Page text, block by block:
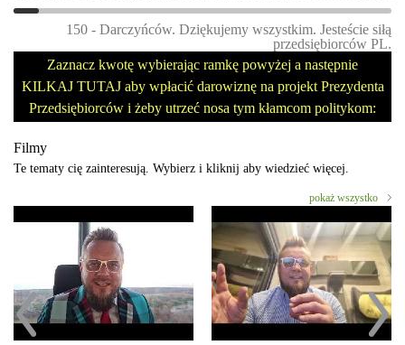
150 - Darczyńców. Dziękujemy wszystkim. Jesteście siłą
przedsiębiorców PL.
Zaznacz kwotę wybierając ramkę powyżej a następnie
KILKAJ TUTAJ aby wpłacić darowiznę na projekt Prezydenta
Przedsiębiorców i żeby utrzeć nosa tym kłamcom politykom:
Filmy
Te tematy cię zainteresują. Wybierz i kliknij aby wiedzieć więcej.
pokaż wszystko